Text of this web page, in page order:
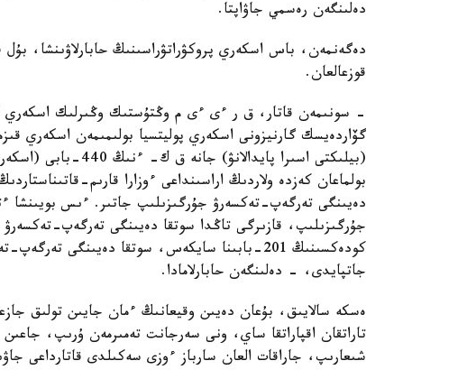
دەلىنگەن رەسمي جاۋاپتا.
دەگەنمەن، باس اسكەري پروكۋراتۋراسىنىڭ حابارلاۋىنشا،
قوزعالعان.
- سونىمەن قاتار، ق ر ءى ءى م وڭتۇستىك وڭىرلىك اسكەري
(بيلىكتى اسىرا
بولماعان كەزدە ولاردىڭ اراسىنداعى ءوزارا قارىم-
دەيىنگى تەرگەپ-تەكسەرۋ جۇرگىزىلىپ جاتىر. ءىس بويىنشا
جۇرگىزىلىپ، قازىرگى تاڭدا سوتقا دەيىنگى تەرگەپ-
كودەكسىنىڭ 201-بابىنا سايكەس، سوتقا دەيىنگى
جاتپايدى، - دەلىنگەن حابارلامادا.
ەسكە سالايىق، بۇعان دەيىن وقيعانىڭ ءمان جايىن تولىق
تاراتقان اقپاراتقا ساي، ونى سەرجانت تەمىرمەن ۇرىپ،
شىعارىپ، جاراقات العان سارباز ءوزى سەكىلدى قاتارداعى